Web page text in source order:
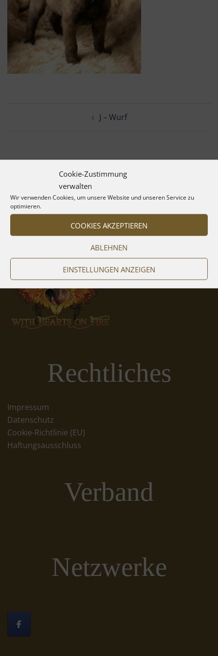
Cookie-Zustimmung
verwalten
Wir verwenden Cookies, um unsere Website und unseren Service zu
optimieren.
COOKIES AKZEPTIEREN
ABLEHNEN
EINSTELLUNGEN ANZEIGEN
J – Wurf
Rechtliches
Impressum
Datenschutz
Cookie-Richtlinie (EU)
Haftungsausschluss
Verband
Netzwerke